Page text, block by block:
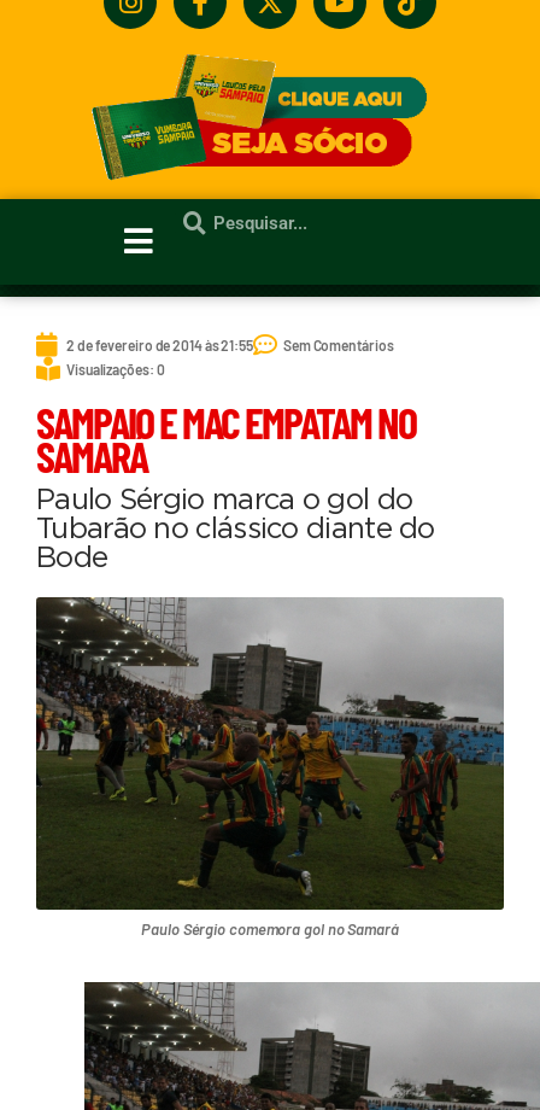
2 de fevereiro de 2014 às 21:55
Sem Comentários
Visualizações: 0
SAMPAIO E MAC EMPATAM NO
SAMARÁ
Paulo Sérgio marca o gol do
Tubarão no clássico diante do
Bode
Paulo Sérgio comemora gol no Samará